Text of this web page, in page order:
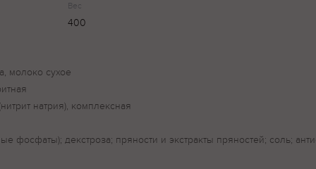
Вес
400
молоко сухое
натрия), комплексная
фосфаты); декстроза; пряности и экстракты пряностей; соль;